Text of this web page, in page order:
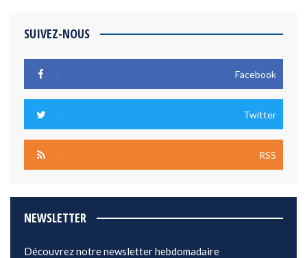
SUIVEZ-NOUS
Facebook
Twitter
RSS
NEWSLETTER
Découvrez notre newsletter hebdomadaire